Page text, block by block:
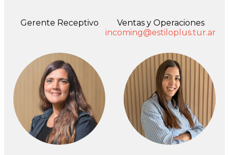
Gerente Receptivo
Ventas y Operaciones
incoming@estiloplus.tur.ar